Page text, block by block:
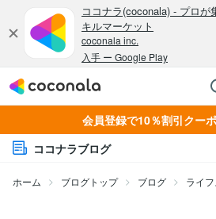
会員登録で10％割引クー
ココナラブログ
ホーム ブログトップ ブログ ライ